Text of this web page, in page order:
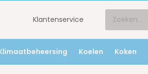
Klantenservice
Koelen Koken